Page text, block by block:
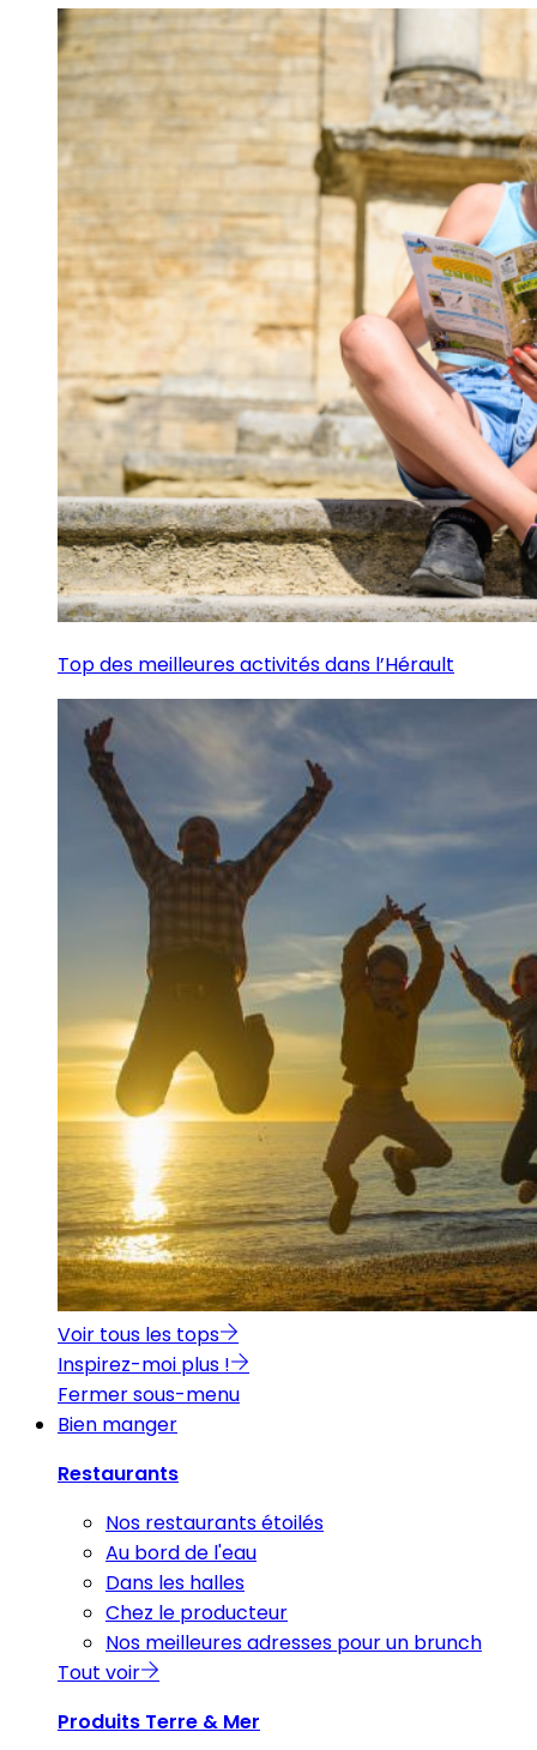
Top des meilleures activités dans l’Hérault
Voir tous les tops
Inspirez-moi plus !
Fermer sous-menu
Bien manger
Restaurants
Nos restaurants étoilés
Au bord de l'eau
Dans les halles
Chez le producteur
Nos meilleures adresses pour un brunch
Tout voir
Produits Terre & Mer